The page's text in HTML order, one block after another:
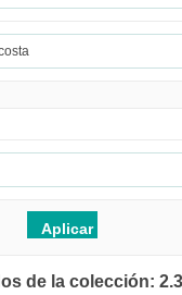
de la colección: